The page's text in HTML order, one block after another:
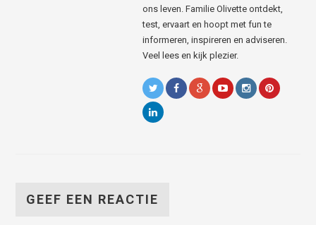
ons leven. Familie Olivette ontdekt,
test, ervaart en hoopt met fun te
informeren, inspireren en adviseren.
Veel lees en kijk plezier.
GEEF EEN REACTIE